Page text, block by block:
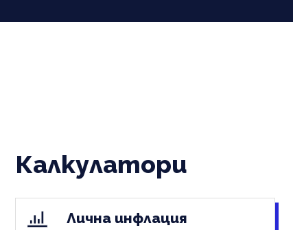
Калкулатори
Лична инфлация